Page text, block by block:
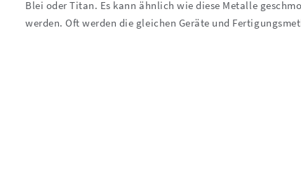
Blei oder Titan. Es kann ähnlich wie diese Metalle
werden. Oft werden die gleichen Geräte und